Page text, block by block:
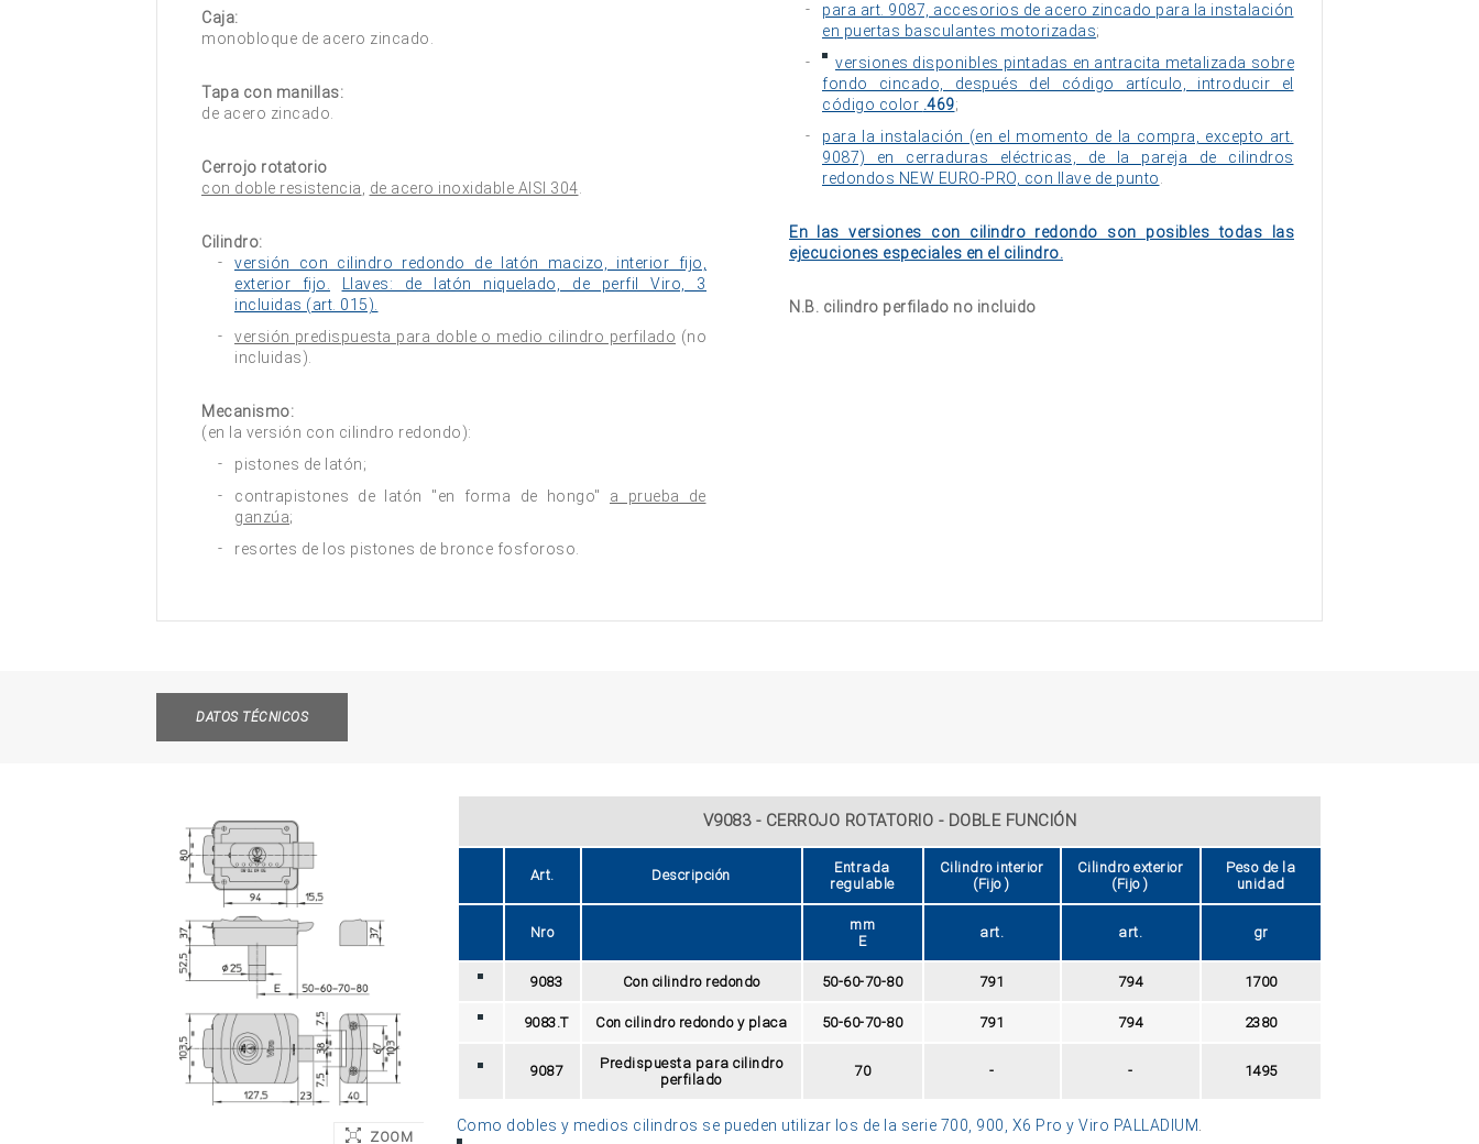
Caja:
monobloque de acero zincado.
Tapa con manillas:
de acero zincado.
Cerrojo rotatorio
con doble resistencia
de acero inoxidable AISI 304
Cilindro:
versión con cilindro redondo de latón macizo, interior fijo,
exterior fijo.
Llaves: de latón niquelado, de perfil Viro, 3
incluidas (art. 015).
versión predispuesta para doble o medio cilindro perfilado (no
incluidas).
Mecanismo:
(en la versión con cilindro redondo):
pistones de latón;
contrapistones de latón "en forma de hongo" a prueba de
ganzúa;
resortes de los pistones de bronce fosforoso.
para art. 9087, accesorios de acero zincado para la instalación
en puertas basculantes motorizadas;
versiones disponibles pintadas en antracita metalizada sobre
fondo cincado, después del código artículo, introducir el
código color .469;
para la instalación (en el momento de la compra, excepto art.
9087) en cerraduras eléctricas, de la pareja de cilindros
redondos NEW EURO-PRO, con llave de punto
En las versiones con cilindro redondo son posibles todas las
ejecuciones especiales en el cilindro.
N.B. cilindro perfilado no incluido
DATOS TÉCNICOS
ZOOM
V9083 - CERROJO ROTATORIO - DOBLE FUNCIÓN
Art. Descripción
Entrada
regulable
Cilindro interior
(Fijo )
Cilindro exterior
(Fijo )
Peso de la
unidad
Nro
mm
E
art. art. gr
9083 Con cilindro redondo 50-60-70-80 791 794 1700
9083.T Con cilindro redondo y placa 50-60-70-80 791 794 2380
9087
Predispuesta para cilindro
perfilado
70 - - 1495
Como dobles y medios cilindros se pueden utilizar los de la serie 700, 900, X6 Pro y Viro PALLADIUM